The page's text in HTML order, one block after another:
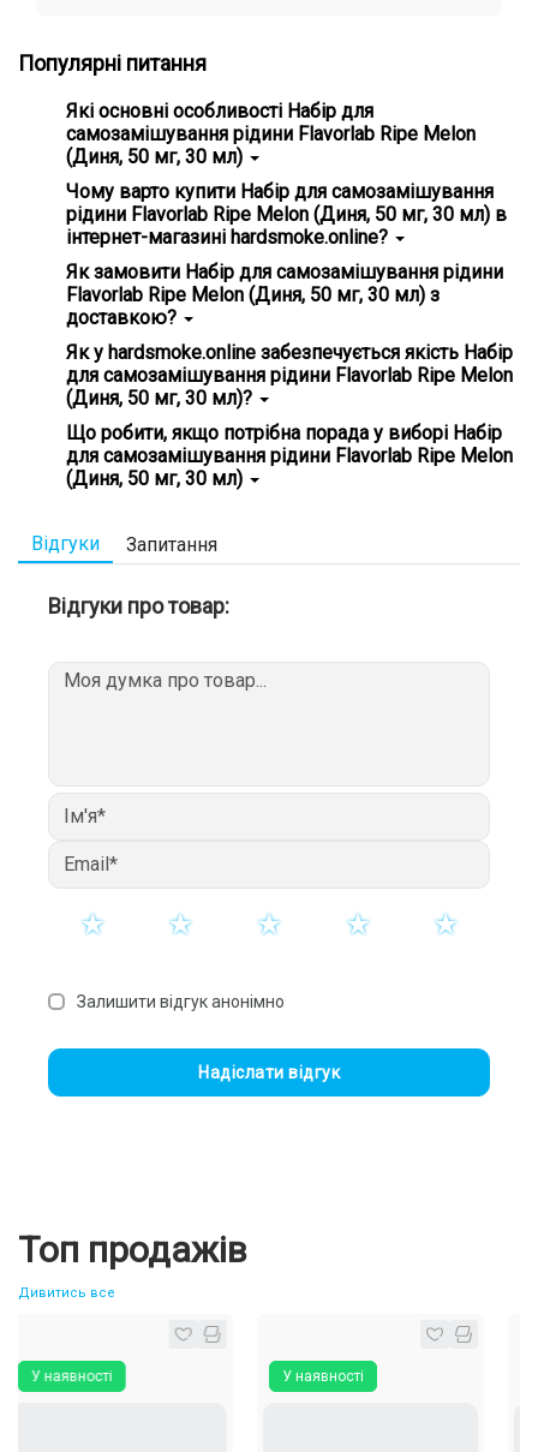
Популярні питання
Які основні особливості Набір для
самозамішування рідини Flavorlab Ripe Melon
(Диня, 50 мг, 30 мл)
Головні особливості Набір для самозамішування рідини
Flavorlab Ripe Melon (Диня, 50 мг, 30 мл) - гарантія
справжності, зручність використання.
Чому варто купити Набір для самозамішування
рідини Flavorlab Ripe Melon (Диня, 50 мг, 30 мл) в
інтернет-магазині hardsmoke.online?
На нашому сайті ви знайдете широкий вибір кальянної
продукції та все для вейпінгу. Замовте Набір для
самозамішування рідини Flavorlab Ripe Melon (Диня, 50
мг, 30 мл) та насолоджуйтесь високою якістю з
доставкою додому! 💵 Ціна всього - 350 грн
Як замовити Набір для самозамішування рідини
Flavorlab Ripe Melon (Диня, 50 мг, 30 мл) з
доставкою?
Просто додайте Набір для самозамішування рідини
Flavorlab Ripe Melon (Диня, 50 мг, 30 мл) у кошик на
нашому сайті ✅ та оформіть замовлення. Ми
забезпечимо швидку доставку по всій Україні, і ви
зможете отримати ваше замовлення у зручному для вас
місці! 📮
Як у hardsmoke.online забезпечується якість Набір
для самозамішування рідини Flavorlab Ripe Melon
(Диня, 50 мг, 30 мл)?
Ми ретельно вибираємо постачальників та продукти,
стежимо за дотриманням стандартів якості. Усі товари
сертифіковані та відповідають міжнародним нормам.
Переконайтеся самі, вибравши наші продукти! ✅
Що робити, якщо потрібна порада у виборі Набір
для самозамішування рідини Flavorlab Ripe Melon
(Диня, 50 мг, 30 мл)
номерами телефону 38 096 88 77 688, 380 93 393 53 43, і
ми підберемо ідеальний товар саме для вас. 💬 Не гайте
Відгуки Запитання
Відгуки про товар:
Залишити відгук анонімно
Надіслати відгук
Топ продажів
Дивитись все
наявності У наявності